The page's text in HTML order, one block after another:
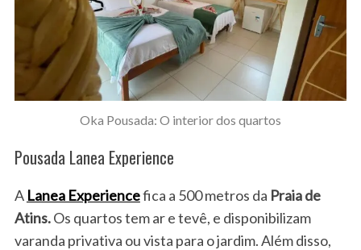
Oka Pousada: O interior dos quartos
Pousada Lanea Experience
A Lanea Experiencefica a 500 metros da Praia de
Atins.Os quartos tem ar e tevê, e disponibilizam
varanda privativa ou vista para o jardim. Além disso,